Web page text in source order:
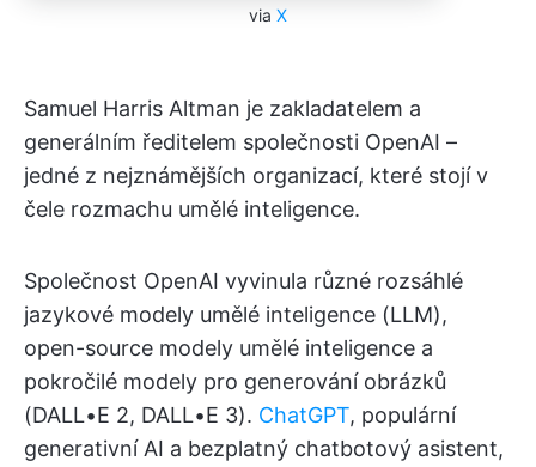
via X
Samuel Harris Altman je zakladatelem a
generálním ředitelem společnosti OpenAI –
jedné z nejznámějších organizací, které stojí v
čele rozmachu umělé inteligence.
Společnost OpenAI vyvinula různé rozsáhlé
jazykové modely umělé inteligence (LLM),
open-source modely umělé inteligence a
pokročilé modely pro generování obrázků
(DALL•E 2, DALL•E 3). ChatGPT, populární
generativní AI a bezplatný chatbotový asistent,